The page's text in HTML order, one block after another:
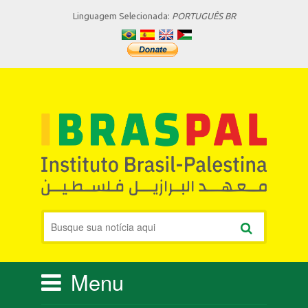
Linguagem Selecionada: PORTUGUÊS BR
Menu